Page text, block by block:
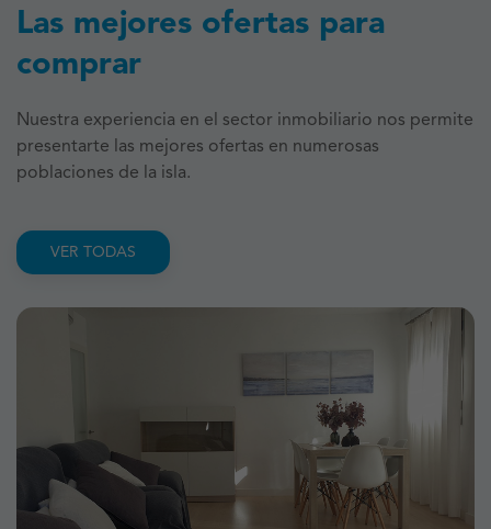
Las mejores ofertas para
comprar
Nuestra experiencia en el sector inmobiliario nos permite
presentarte las mejores ofertas en numerosas
poblaciones de la isla.
VER TODAS